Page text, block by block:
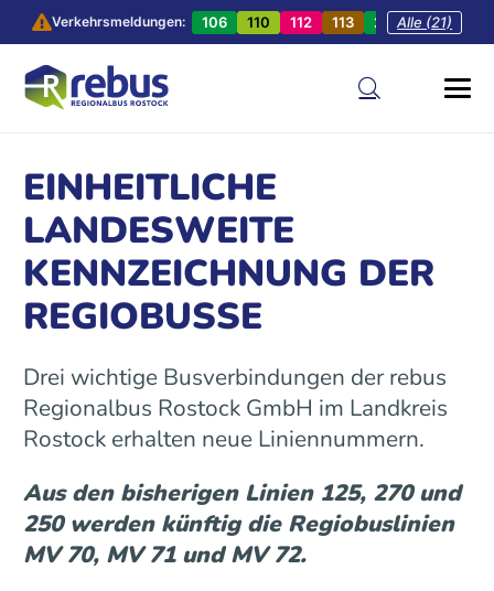
Verkehrsmeldungen: 106 110 112 113 201 202
Alle (21)
EINHEITLICHE
LANDESWEITE
KENNZEICHNUNG DER
REGIOBUSSE
Drei wichtige Busverbindungen der rebus
Regionalbus Rostock GmbH im Landkreis
Rostock erhalten neue Liniennummern.
Aus den bisherigen Linien 125, 270 und
250 werden künftig die Regiobuslinien
MV 70, MV 71 und MV 72.